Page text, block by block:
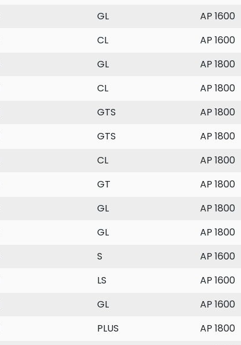
GL AP 1600
CL AP 1600
GL AP 1800
CL AP 1800
GTS AP 1800
GTS AP 1800
CL AP 1800
GT AP 1800
GL AP 1800
GL AP 1800
S AP 1600
LS AP 1600
GL AP 1600
PLUS AP 1800